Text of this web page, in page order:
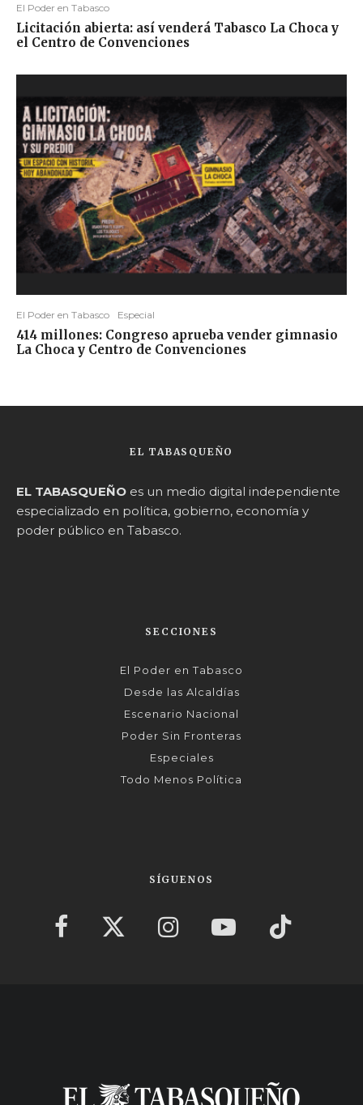
El Poder en Tabasco
Licitación abierta: así venderá Tabasco La Choca y
el Centro de Convenciones
El Poder en Tabasco Especial
414 millones: Congreso aprueba vender gimnasio
La Choca y Centro de Convenciones
EL TABASQUEÑO
EL TABASQUEÑO es un medio digital independiente
especializado en política, gobierno, economía y
poder público en Tabasco.
SECCIONES
El Poder en Tabasco
Desde las Alcaldías
Escenario Nacional
Poder Sin Fronteras
Especiales
Todo Menos Política
SÍGUENOS